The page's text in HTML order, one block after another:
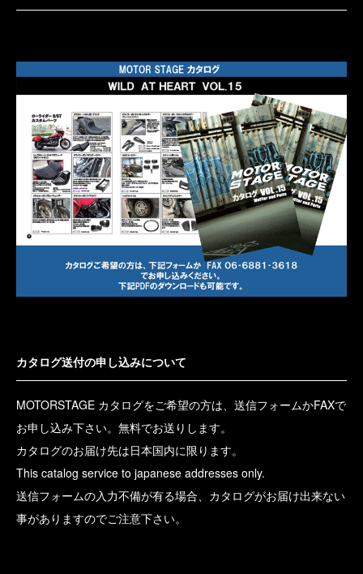
カタログ送付の申し込みについて
MOTORSTAGE カタログをご希望の方は、送信フォームかFAXで
お申し込み下さい。無料でお送りします。
カタログのお届け先は日本国内に限ります。
This catalog service to japanese addresses only.
送信フォームの入力不備が有る場合、カタログがお届け出来ない
事がありますのでご注意下さい。